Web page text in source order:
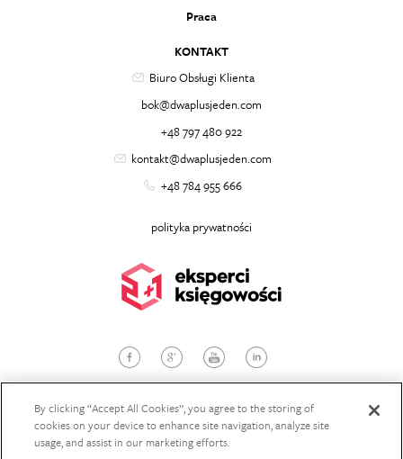
Projekt i wykonanie:
StudioBrothers
POBIERZ OFERTĘ
Praca
KONTAKT
Biuro Obsługi Klienta
bok@dwaplusjeden.com
+48 797 480 922
kontakt@dwaplusjeden.com
+48 784 955 666
polityka prywatności
By clicking “Accept All Cookies”, you agree to the storing of
cookies on your device to enhance site navigation, analyze site
usage, and assist in our marketing efforts.